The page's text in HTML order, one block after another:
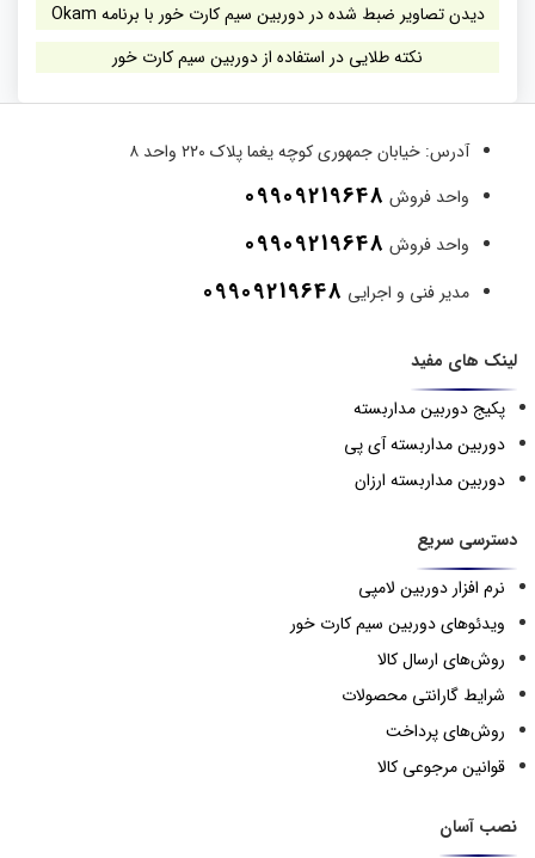
دیدن تصاویر ضبط شده در دوربین سیم کارت خور با برنامه Okam
نکته طلایی در استفاده از دوربین سیم کارت خور
آدرس: خیابان جمهوری کوچه یغما پلاک ۲۲۰ واحد ۸
واحد فروش 09909219648
واحد فروش 09909219648
مدیر فنی و اجرایی 09909219648
لینک های مفید
پکیج دوربین مداربسته
دوربین مداربسته آی پی
دوربین مداربسته ارزان
دسترسی سریع
نرم افزار دوربین لامپی
ویدئوهای دوربین سیم کارت خور
روش‌های ارسال کالا
شرایط گارانتی محصولات
روش‌های پرداخت
قوانین مرجوعی کالا
نصب آسان